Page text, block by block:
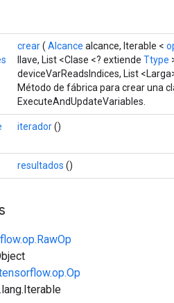
crear( Alcance alcance, Iterable <
llave, List <Clase <? extiende Ttype
deviceVarReadsIndices, List
Método de fábrica para crear una
ExecuteAndUpdateVariables.
iterador()
resultados ()